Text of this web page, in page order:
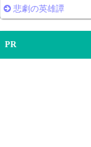
悲劇の英雄譚
PR